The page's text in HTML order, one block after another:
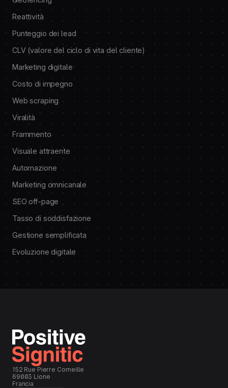
Reattività
Punteggio dei lead
CLV (valore del ciclo di vita del cliente)
Marketing digitale
Costo di impegno
Web scraping
Viralità
Frammento
Visuale attraente
Automazione
Marketing omnicanale
SEO off-page
Tasso di soddisfazione
Gestione semplificata
Evoluzione digitale
152 Rue Pierre Corneille
69003 Lione
Francia